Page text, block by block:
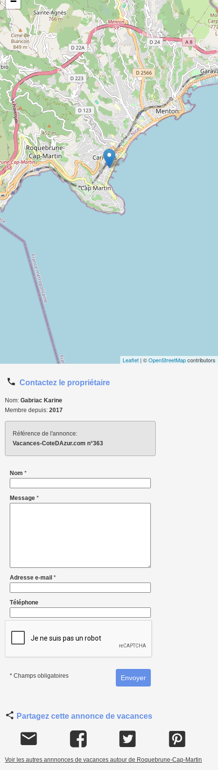
Leaflet | ©OpenStreetMapcontributors
Contactez le propriétaire
Nom: Gabriac Karine
Membre depuis: 2017
Référence de l'annonce:
Vacances-CoteDAzur.com n°363
Nom *
Message *
Adresse e-mail *
Téléphone
* Champs obligatoires
Partagez cette annonce de vacances
Voir les autres annnonces de vacances autour de Roquebrune-Cap-Martin